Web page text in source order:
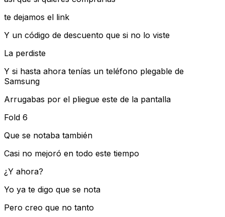
te dejamos el link
Y un código de descuento que si no lo viste
La perdiste
Y si hasta ahora tenías un teléfono plegable de
Samsung
Arrugabas por el pliegue este de la pantalla
Fold 6
Que se notaba también
Casi no mejoró en todo este tiempo
¿Y ahora?
Yo ya te digo que se nota
Pero creo que no tanto